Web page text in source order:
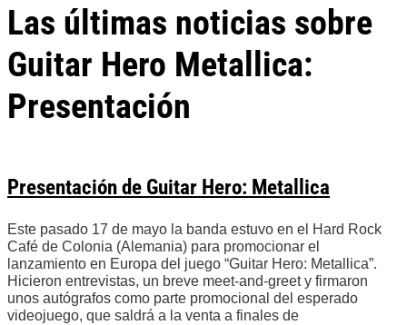
Las últimas noticias sobre
Guitar Hero Metallica:
Presentación
Presentación de Guitar Hero: Metallica
Este pasado 17 de mayo la banda estuvo en el Hard Rock
Café de Colonia (Alemania) para promocionar el
lanzamiento en Europa del juego “Guitar Hero: Metallica”.
Hicieron entrevistas, un breve meet-and-greet y firmaron
unos autógrafos como parte promocional del esperado
videojuego, que saldrá a la venta a finales de